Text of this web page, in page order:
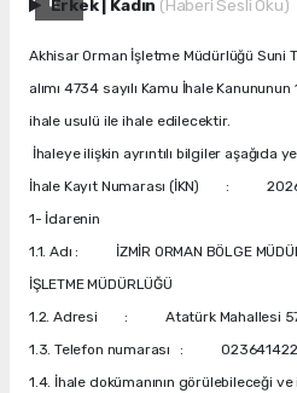
Erkek Kadın (Haberi Sesli Oku)
Akhisar Orman İşletme Müdürlüğü Suni
alımı 4734 sayılı Kamu İhale
ihale usulü ile ihale edilecektir.
İhaleye ilişkin ayrıntılı bilgiler aşağıda
İhale Kayıt Numarası (İKN) :
1- İdarenin
1.1. Adı : İZMİR ORMAN BÖLGE
İŞLETME MÜDÜRLÜĞÜ
1.2. Adresi : Atatürk Mahallesi 572
1.3. Telefon numarası :
1.4. İhale dokümanının görülebileceği